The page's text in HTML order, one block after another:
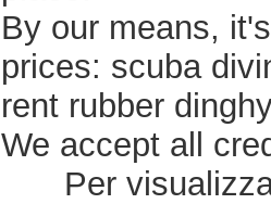
By our means,
prices: scuba
rent rubber
We accept all
Per